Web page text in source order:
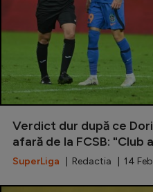
Verdict dur după ce
afară de la FCSB: "Club
SuperLiga | Redactia | 14